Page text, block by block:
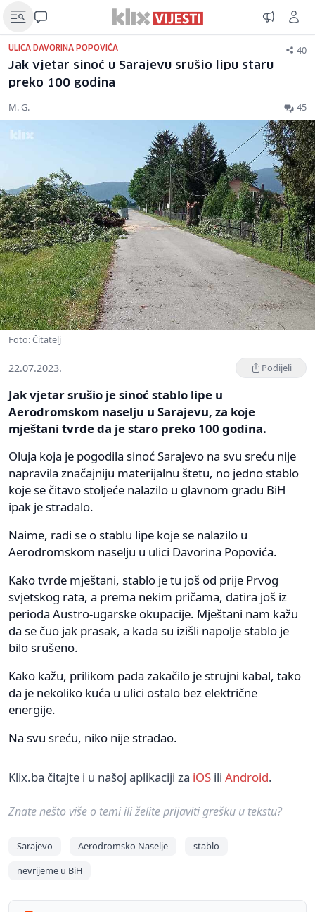
ULICA DAVORINA POPOVIĆA 40
Jak vjetar sinoć u Sarajevu srušio lipu staru
preko 100 godina
M. G. 45
Foto: Čitatelj
22.07.2023. Podijeli
Jak vjetar srušio je sinoć stablo lipe u
Aerodromskom naselju u Sarajevu, za koje
mještani tvrde da je staro preko 100 godina.
Oluja koja je pogodila sinoć Sarajevo na svu sreću nije
napravila značajniju materijalnu štetu, no jedno stablo
koje se čitavo stoljeće nalazilo u glavnom gradu BiH
ipak je stradalo.
Naime, radi se o stablu lipe koje se nalazilo u
Aerodromskom naselju u ulici Davorina Popovića.
Kako tvrde mještani, stablo je tu još od prije Prvog
svjetskog rata, a prema nekim pričama, datira još iz
perioda Austro-ugarske okupacije. Mještani nam kažu
da se čuo jak prasak, a kada su izišli napolje stablo je
bilo srušeno.
Kako kažu, prilikom pada zakačilo je strujni kabal, tako
da je nekoliko kuća u ulici ostalo bez električne
energije.
Na svu sreću, niko nije stradao.
Klix.ba čitajte i u našoj aplikaciji za iOS ili Android.
Znate nešto više o temi ili želite prijaviti grešku u tekstu?
Sarajevo Aerodromsko Naselje
stablo
nevrijeme u BiH